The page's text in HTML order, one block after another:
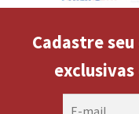
Cadastre